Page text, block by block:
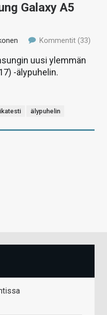
Galaxy A5
Kommentit (33)
uusi ylemmän
-älypuhelin.
älypuhelin